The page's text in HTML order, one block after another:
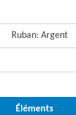
Ruban: Argent
Éléments